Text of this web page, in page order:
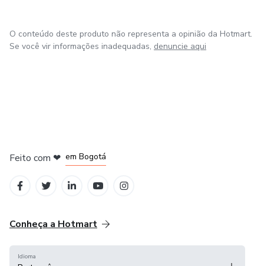
O conteúdo deste produto não representa a opinião da Hotmart.
Se você vir informações inadequadas, denuncie aqui
Feito com ❤ em Bogotá
Conheça a Hotmart
Idioma